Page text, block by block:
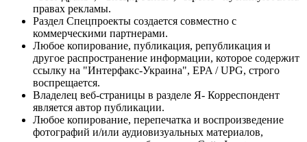
правах рекламы.
Раздел Спецпроекты создается совместно с
коммерческими партнерами.
Любое копирование, публикация, републикация и
другое распространение информации, которое содержит
ссылку на "Интерфакс-Украина", EPA / UPG, строго
воспрещается.
Владелец веб-страницы в разделе Я- Корреспондент
является автор публикации.
Любое копирование, перепечатка и воспроизведение
фотографий и/или аудиовизуальных материалов,